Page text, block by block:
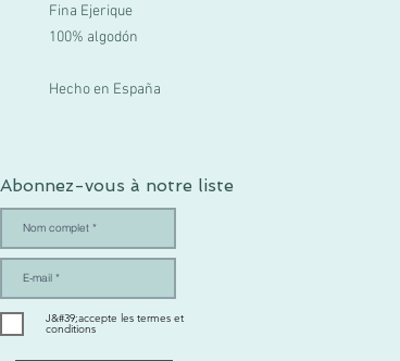
Fina Ejerique
100% algodón
Hecho en España
Abonnez-vous à notre liste
J&#39;accepte les termes et
conditions